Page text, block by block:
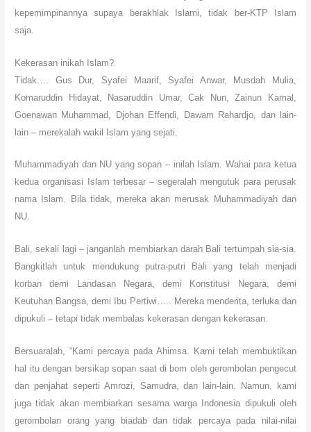
kepemimpinannya supaya berakhlak Islami, tidak ber-KTP Islam
saja.
Kekerasan inikah Islam?
Tidak…. Gus Dur, Syafei Maarif, Syafei Anwar, Musdah Mulia,
Komaruddin Hidayat, Nasaruddin Umar, Cak Nun, Zainun Kamal,
Goenawan Muhammad, Djohan Effendi, Dawam Rahardjo, dan lain-
lain– merekalah wakil Islam yang sejati.
Muhammadiyah dan NU yang sopan – inilah Islam. Wahai para ketua
kedua organisasi Islam terbesar – segeralah mengutuk para perusak
nama Islam. Bila tidak, mereka akan merusak Muhammadiyah dan
NU.
Bali, sekali lagi – janganlah membiarkan darah Bali tertumpah sia-sia.
Bangkitlah untuk mendukung putra-putri Bali yang telah menjadi
korban demi Landasan Negara, demi
Konstitusi Negara, demi
Keutuhan Bangsa, demi Ibu Pertiwi….. Mereka menderita, terluka dan
dipukuli – tetapi tidak membalas kekerasan dengan kekerasan.
Bersuaralah, “Kami percaya pada Ahimsa. Kami telah membuktikan
hal itu dengan bersikap sopan saat di bom oleh gerombolan pengecut
dan penjahat seperti Amrozi, Samudra, dan lain-lain. Namun, kami
juga tidak akan membiarkan sesama warga Indonesia dipukuli oleh
gerombolan orang yang biadab dan tidak percaya pada nilai-nilai